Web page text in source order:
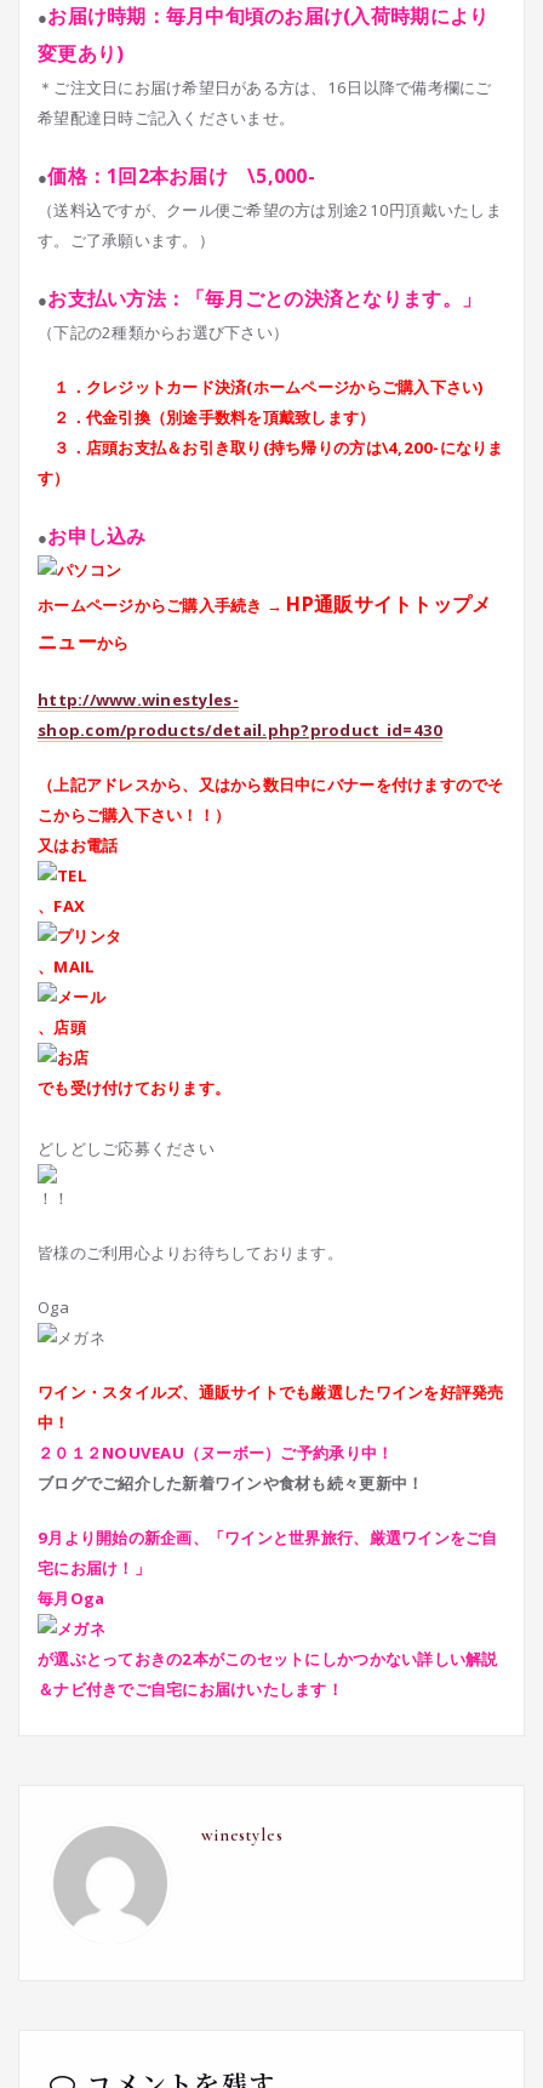
●お届け時期：毎月中旬頃のお届け(入荷時期により
変更あり)
＊ご注文日にお届け希望日がある方は、16日以降で備考欄にご
希望配達日時ご記入くださいませ。
●価格：1回2本お届け \5,000-
（送料込ですが、クール便ご希望の方は別途210円頂戴いたしま
す。ご了承願います。）
●お支払い方法：「毎月ごとの決済となります。」
（下記の2種類からお選び下さい）
１．クレジットカード決済(ホームページからご購入下さい)
２．代金引換（別途手数料を頂戴致します）
３．店頭お支払＆お引き取り(持ち帰りの方は\4,200-になりま
す）
●お申し込み
ホームページからご購入手続き → HP通販サイトトップメ
ニューから
http://www.winestyles-
shop.com/products/detail.php?product_id=430
（上記アドレスから、又はから数日中にバナーを付けますのでそ
こからご購入下さい！！）
又はお電話
、FAX
、MAIL
、店頭
でも受け付けております。
どしどしご応募ください
皆様のご利用心よりお待ちしております。
Oga
ワイン・スタイルズ、通販サイトでも厳選したワインを好評発売
中！
２０１２NOUVEAU（ヌーボー）ご予約承り中！
ブログでご紹介した新着ワインや食材も続々更新中！
9月より開始の新企画、「ワインと世界旅行、厳選ワインをご自
宅にお届け！」
毎月Oga
が選ぶとっておきの2本がこのセットにしかつかない詳しい解説
＆ナビ付きでご自宅にお届けいたします！
winestyles